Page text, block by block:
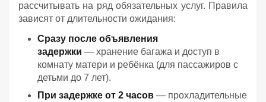
рассчитывать на ряд обязательных услуг. Правила
зависят от длительности ожидания:
Сразу после объявления
задержки — хранение багажа и доступ в
комнату матери и ребёнка (для пассажиров с
детьми до 7 лет).
При задержке от 2 часов — прохладительные